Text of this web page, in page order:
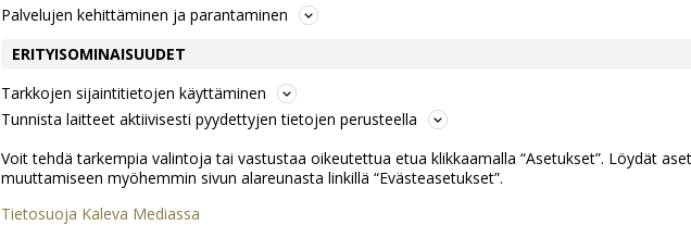
Palvelujen kehittäminen ja parantaminen
ERITYISOMINAISUUDET
Tarkkojen sijaintitietojen käyttäminen
Tunnista laitteet aktiivisesti pyydettyjen tietojen perusteella
Voit tehdä tarkempia valintoja tai vastustaa oikeutettua etua klikkaamalla “Asetukset”. Löydät
muuttamiseen myöhemmin sivun alareunasta linkillä “Evästeasetukset”.
Tietosuoja Kaleva Mediassa